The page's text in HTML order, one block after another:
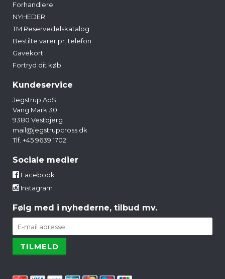
Forhandlere
NYHEDER
TM Reservedelskatalog
Bestilte varer pr. telefon
Gavekort
Fortryd dit køb
Kundeservice
Jegstrup ApS
Vang Mark 30
9380 Vestbjerg
mail@jegstrupcross.dk
Tlf. +45 9639 1702
Sociale medier
Facebook
Instagram
Følg med i nyhederne, tilbud mv.